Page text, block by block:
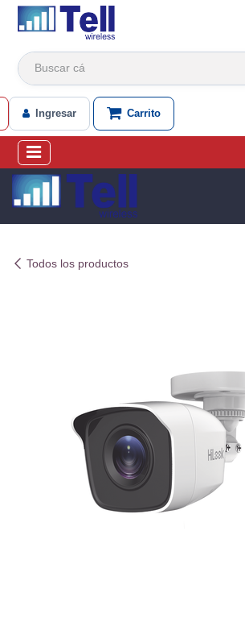
Ir al contenido
Ingresar Carrito
Todos los productos